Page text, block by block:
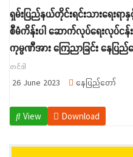
ရှမ်းပြည်နယ်တိုင်းရင်းသားရေး
စီမံကိန်းပါ ဆောက်လုပ်ရေးလုပ်ငန်
ကုမ္ပဏီအား ကြေညာခြင်း နေပြ
တင်ဒါ
26 June 2023 နေပြည်တော်
View Download